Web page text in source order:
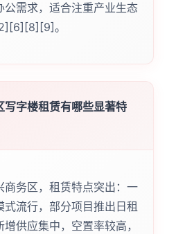
公需求，适合注重产业生态
。
写字楼租赁有哪些显著特
商务区，租赁特点突出：一
式流行，部分项目推出日租
供应集中，空置率较高，